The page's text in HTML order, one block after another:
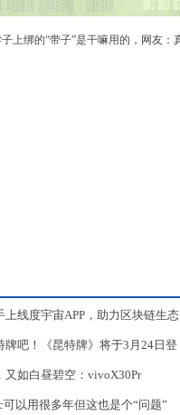
上线度宇宙APP，助力区块链生态
牌吧！《昆特牌》将于3月24日登
又如白昼碧空：vivoX30Pr
以用很多年但这也是个“问题”